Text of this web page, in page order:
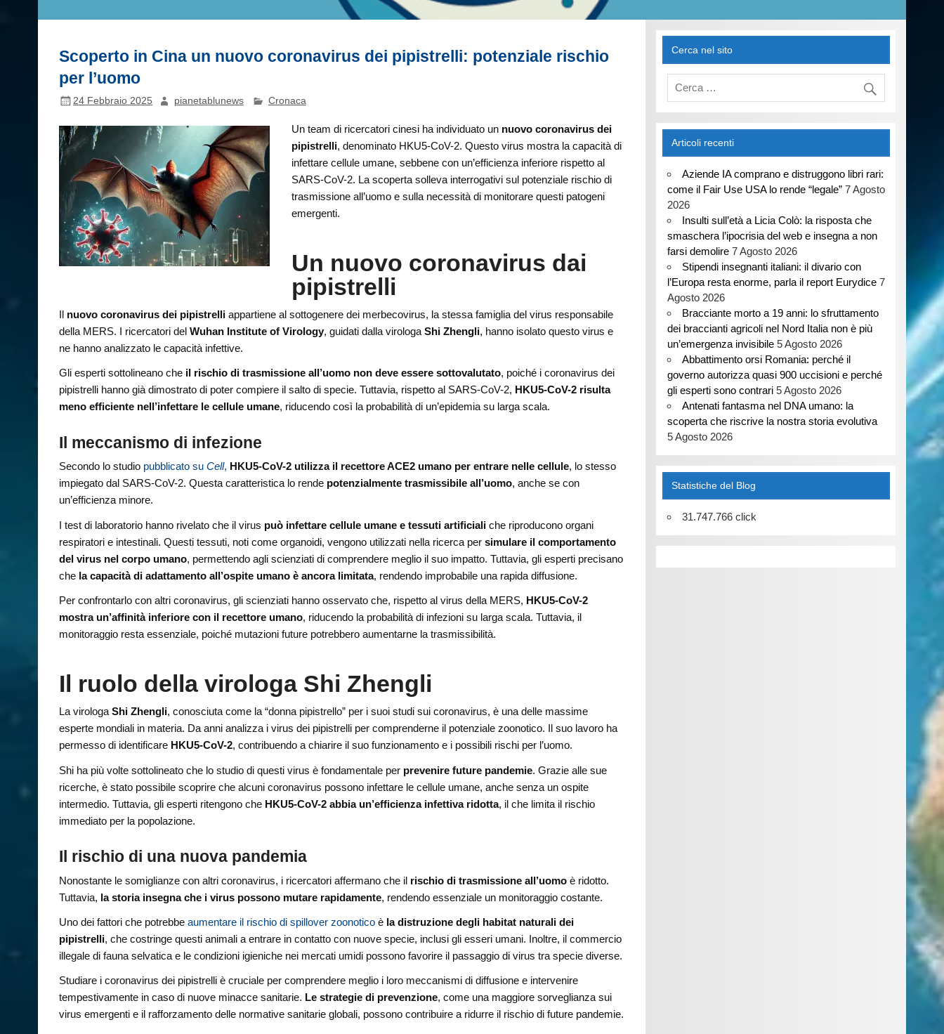
Scoperto in Cina un nuovo coronavirus dei pipistrelli: potenziale rischio
per l’uomo
24 Febbraio 2025 pianetablunews Cronaca
Un team di ricercatori cinesi ha individuato un nuovo coronavirus dei
pipistrelli, denominato HKU5-CoV-2. Questo virus mostra la capacità di
infettare cellule umane, sebbene con un’efficienza inferiore rispetto al
SARS-CoV-2. La scoperta solleva interrogativi sul potenziale rischio di
trasmissione all’uomo e sulla necessità di monitorare questi patogeni
emergenti.
Un nuovo coronavirus dai
pipistrelli
Il nuovo coronavirus dei pipistrelli appartiene al sottogenere dei merbecovirus, la stessa famiglia del virus responsabile
della MERS. I ricercatori delWuhan Institute of Virology, guidati dalla virologaShi Zhengli, hanno isolato questo virus e
ne hanno analizzato le capacità infettive.
Gli esperti sottolineano che il rischio di trasmissione all’uomo non deve essere sottovalutato, poiché i coronavirus dei
pipistrelli hanno già dimostrato di poter compiere il salto di specie. Tuttavia, rispetto al SARS-CoV-2, HKU5-CoV-2 risulta
meno efficiente nell’infettare le cellule umane, riducendo così la probabilità di un’epidemia su larga scala.
Il meccanismo di infezione
Secondo lo studio pubblicato suCell, HKU5-CoV-2 utilizza il recettore ACE2 umano per entrare nelle cellule, lo stesso
impiegato dal SARS-CoV-2. Questa caratteristica lo rende potenzialmente trasmissibile all’uomo, anche se con
un’efficienza minore.
I test di laboratorio hanno rivelato che il virus può infettare cellule umane e tessuti artificiali che riproducono organi
respiratori e intestinali. Questi tessuti, noti come organoidi, vengono utilizzati nella ricerca persimulare il comportamento
del virus nel corpo umano, permettendo agli scienziati di comprendere meglio il suo impatto. Tuttavia, gli esperti precisano
che la capacità di adattamento all’ospite umano è ancora limitata, rendendo improbabile una rapida diffusione.
Per confrontarlo con altri coronavirus, gli scienziati hanno osservato che, rispetto al virus della MERS, HKU5-CoV-2
mostra un’affinità inferiore con il recettore umano, riducendo la probabilità di infezioni su larga scala. Tuttavia, il
monitoraggio resta essenziale, poiché mutazioni future potrebbero aumentarne la trasmissibilità.
Il ruolo della virologa Shi Zhengli
La virologaShi Zhengli, conosciuta come la “donna pipistrello” per i suoi studi sui coronavirus, è una delle massime
esperte mondiali in materia. Da anni analizza i virus dei pipistrelli per comprenderne il potenziale zoonotico. Il suo lavoro ha
permesso di identificare HKU5-CoV-2, contribuendo a chiarire il suo funzionamento e i possibili rischi per l’uomo.
Shi ha più volte sottolineato che lo studio di questi virus è fondamentale per prevenire future pandemie. Grazie alle sue
ricerche, è stato possibile scoprire che alcuni coronavirus possono infettare le cellule umane, anche senza un ospite
intermedio. Tuttavia, gli esperti ritengono che HKU5-CoV-2 abbia un’efficienza infettiva ridotta, il che limita il rischio
immediato per la popolazione.
Il rischio di una nuova pandemia
Nonostante le somiglianze con altri coronavirus, i ricercatori affermano che il rischio di trasmissione all’uomo è ridotto.
Tuttavia, la storia insegna che i virus possono mutare rapidamente, rendendo essenziale un monitoraggio costante.
Uno dei fattori che potrebbeaumentare il rischio di spillover zoonotico è la distruzione degli habitat naturali dei
pipistrelli, che costringe questi animali a entrare in contatto con nuove specie, inclusi gli esseri umani. Inoltre, il commercio
illegale di fauna selvatica e le condizioni igieniche nei mercati umidi possono favorire il passaggio di virus tra specie diverse.
Studiare i coronavirus dei pipistrelli è cruciale per comprendere meglio i loro meccanismi di diffusione e intervenire
tempestivamente in caso di nuove minacce sanitarie. Le strategie di prevenzione, come una maggiore sorveglianza sui
virus emergenti e il rafforzamento delle normative sanitarie globali, possono contribuire a ridurre il rischio di future pandemie.
Cerca nel sito
Articoli recenti
Aziende IA comprano e distruggono libri rari:
come il Fair Use USA lo rende “legale” 7 Agosto
2026
Insulti sull’età a Licia Colò: la risposta che
smaschera l’ipocrisia del web e insegna a non
farsi demolire 7 Agosto 2026
Stipendi insegnanti italiani: il divario con
l’Europa resta enorme, parla il report Eurydice 7
Agosto 2026
Bracciante morto a 19 anni: lo sfruttamento
dei braccianti agricoli nel Nord Italia non è più
un’emergenza invisibile 5 Agosto 2026
Abbattimento orsi Romania: perché il
governo autorizza quasi 900 uccisioni e perché
gli esperti sono contrari 5 Agosto 2026
Antenati fantasma nel DNA umano: la
scoperta che riscrive la nostra storia evolutiva
5 Agosto 2026
Statistiche del Blog
31.747.766 click